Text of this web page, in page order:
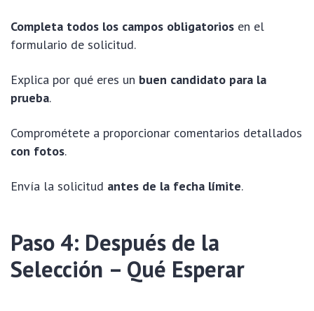
Completa todos los campos obligatorios en el
formulario de solicitud.
Explica por qué eres un buen candidato para la
prueba.
Comprométete a proporcionar comentarios detallados
con fotos.
Envía la solicitud antes de la fecha límite.
Paso 4: Después de la
Selección – Qué Esperar